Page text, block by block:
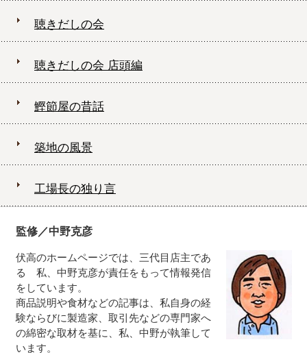
聴きだしの会
聴きだしの会 店頭編
鰹節屋の昔話
築地の風景
工場長の独り言
監修／中野克彦
伏高のホームページでは、三代目店主であ
る 私、中野克彦が責任をもって情報発信
をしています。
商品説明や食材などの記事は、私自身の経
験ならびに製造家、取引先などの専門家へ
の綿密な取材を基に、私、中野が執筆して
います。